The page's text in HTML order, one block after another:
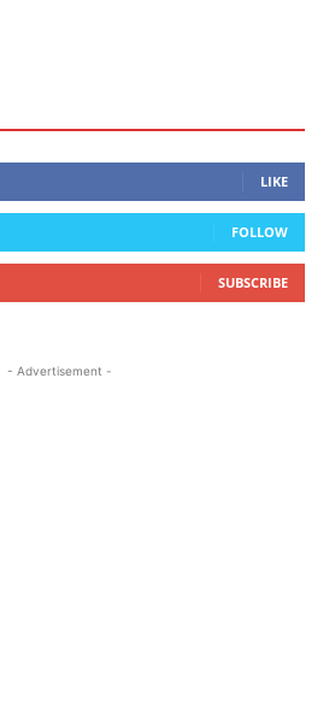
LIKE
FOLLOW
SUBSCRIBE
- Advertisement -